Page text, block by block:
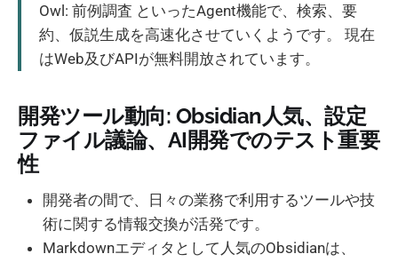
Owl: 前例調査 といったAgent機能で、検索、要
約、仮説生成を高速化させていくようです。 現在
はWeb及びAPIが無料開放されています。
開発ツール動向: Obsidian人気、設定
ファイル議論、AI開発でのテスト重要
性
開発者の間で、日々の業務で利用するツールや技
術に関する情報交換が活発です。
Markdownエディタとして人気のObsidianは、